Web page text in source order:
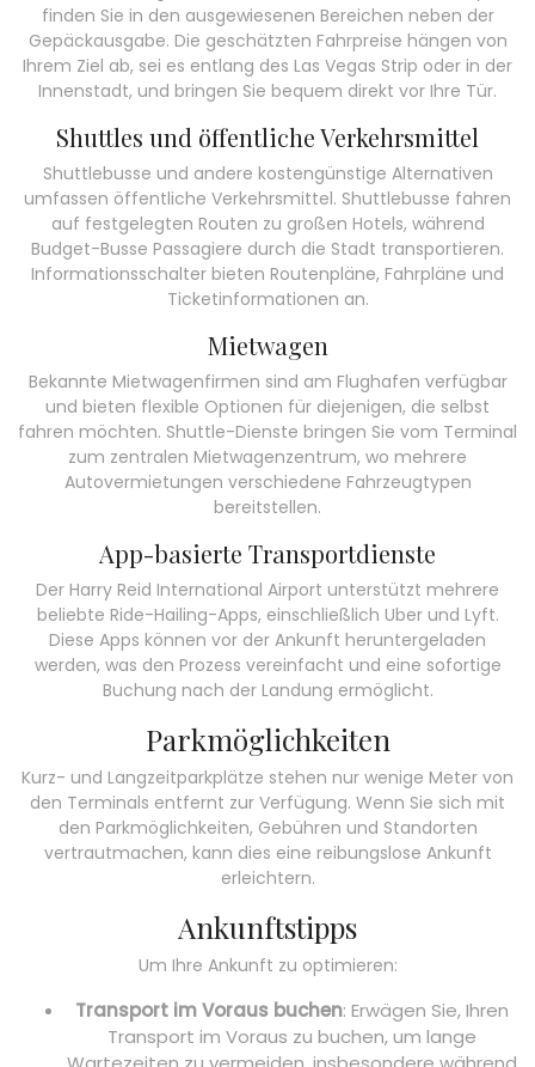
finden Sie in den ausgewiesenen Bereichen neben der
Gepäckausgabe. Die geschätzten Fahrpreise hängen von
Ihrem Ziel ab, sei es entlang des Las Vegas Strip oder in der
Innenstadt, und bringen Sie bequem direkt vor Ihre Tür.
Shuttles und öffentliche Verkehrsmittel
Shuttlebusse und andere kostengünstige Alternativen
umfassen öffentliche Verkehrsmittel. Shuttlebusse fahren
auf festgelegten Routen zu großen Hotels, während
Budget-Busse Passagiere durch die Stadt transportieren.
Informationsschalter bieten Routenpläne, Fahrpläne und
Ticketinformationen an.
Mietwagen
Bekannte Mietwagenfirmen sind am Flughafen verfügbar
und bieten flexible Optionen für diejenigen, die selbst
fahren möchten. Shuttle-Dienste bringen Sie vom Terminal
zum zentralen Mietwagenzentrum, wo mehrere
Autovermietungen verschiedene Fahrzeugtypen
bereitstellen.
App-basierte Transportdienste
Der Harry Reid International Airport unterstützt mehrere
beliebte Ride-Hailing-Apps, einschließlich Uber und Lyft.
Diese Apps können vor der Ankunft heruntergeladen
werden, was den Prozess vereinfacht und eine sofortige
Buchung nach der Landung ermöglicht.
Parkmöglichkeiten
Kurz- und Langzeitparkplätze stehen nur wenige Meter von
den Terminals entfernt zur Verfügung. Wenn Sie sich mit
den Parkmöglichkeiten, Gebühren und Standorten
vertrautmachen, kann dies eine reibungslose Ankunft
erleichtern.
Ankunftstipps
Um Ihre Ankunft zu optimieren:
Transport im Voraus buchen: Erwägen Sie, Ihren
Transport im Voraus zu buchen, um lange